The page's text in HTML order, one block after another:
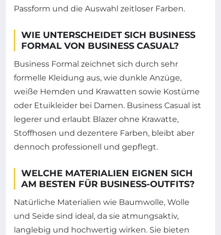
Passform und die Auswahl zeitloser Farben.
WIE UNTERSCHEIDET SICH BUSINESS
FORMAL VON BUSINESS CASUAL?
Business Formal zeichnet sich durch sehr
formelle Kleidung aus, wie dunkle Anzüge,
weiße Hemden und Krawatten sowie Kostüme
oder Etuikleider bei Damen. Business Casual ist
legerer und erlaubt Blazer ohne Krawatte,
Stoffhosen und dezentere Farben, bleibt aber
dennoch professionell und gepflegt.
WELCHE MATERIALIEN EIGNEN SICH
AM BESTEN FÜR BUSINESS-OUTFITS?
Natürliche Materialien wie Baumwolle, Wolle
und Seide sind ideal, da sie atmungsaktiv,
langlebig und hochwertig wirken. Sie bieten